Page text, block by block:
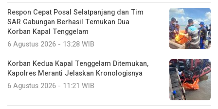
Respon Cepat Posal Selatpanjang dan Tim
SAR Gabungan Berhasil Temukan Dua
Korban Kapal Tenggelam
6 Agustus 2026 - 13:28 WIB
Korban Kedua Kapal Tenggelam Ditemukan,
Kapolres Meranti Jelaskan Kronologisnya
6 Agustus 2026 - 11:21 WIB